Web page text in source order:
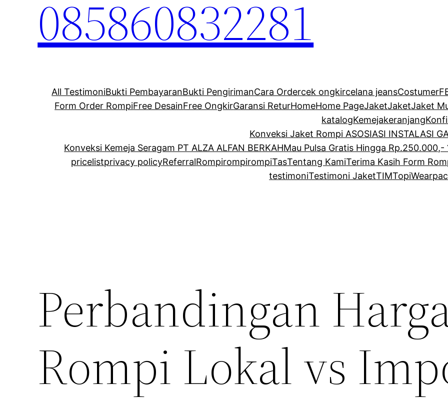
085860832281
All TestimoniBukti PembayaranBukti PengirimanCara Ordercek ongkircelana jeansCostumer
Form Order RompiFree DesainFree OngkirGaransi ReturHomeHome PageJaketJaketJaket
katalogKemejakeranjang
Konveksi Jaket Rompi ASOSIASI INSTALASI
Konveksi Kemeja Seragam PT ALZA ALFAN BERKAHMau Pulsa Gratis Hingga Rp.250.000,-
pricelistprivacy policyReferralRompirompirompiTasTentang KamiTerima Kasih Form
testimoniTestimoni JaketTIMTopi
Perbandingan
Rompi Lokal vs